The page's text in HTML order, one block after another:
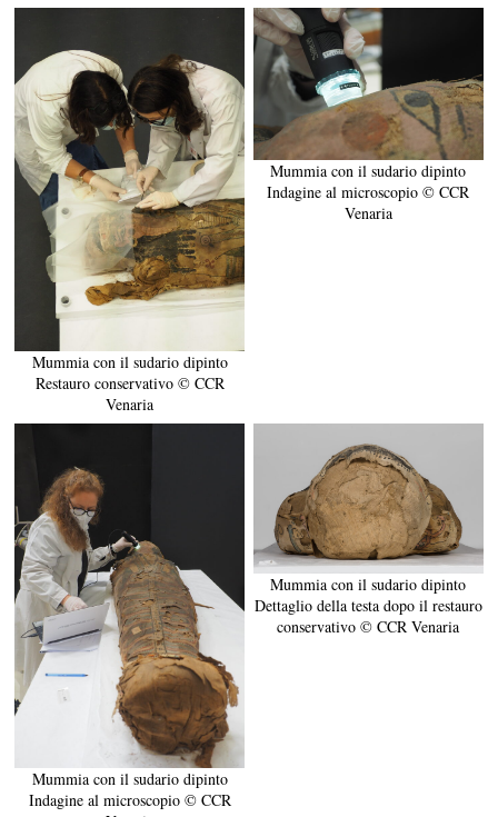
Mummia con il sudario dipinto
Restauro conservativo © CCR
Venaria
Mummia con il sudario dipinto
Indagine al microscopio © CCR
Venaria
Mummia con il sudario dipinto
Indagine al microscopio © CCR
Mummia con il sudario dipinto
Dettaglio della testa dopo il restauro
conservativo © CCR Venaria